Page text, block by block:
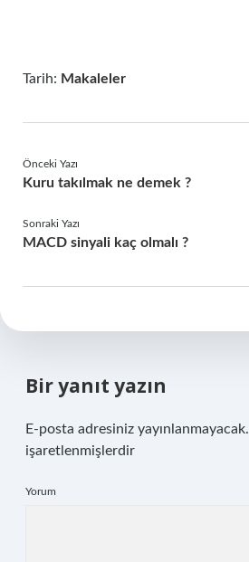
Tarih: Makaleler
Önceki Yazı
Kuru takılmak ne demek ?
Sonraki Yazı
MACD sinyali kaç olmalı ?
Bir yanıt yazın
E-posta adresiniz yayınlanmayacak.
işaretlenmişlerdir
Yorum